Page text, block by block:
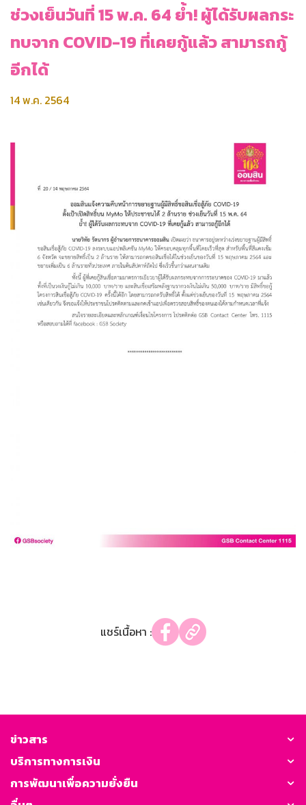
ช่วงเย็นวันที่ 15 พ.ค. 64 ย้ำ! ผู้ได้รับผลกระ
ทบจาก COVID-19 ที่เคยกู้แล้ว สามารถกู้
อีกได้
14 พ.ค. 2564
แชร์เนื้อหา :
ข่าวสาร
บริการทางการเงิน
การพัฒนาเพื่อความยั่งยืน